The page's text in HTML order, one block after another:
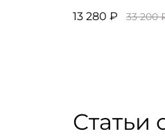
13 280 ₽ 33 200
Статьи